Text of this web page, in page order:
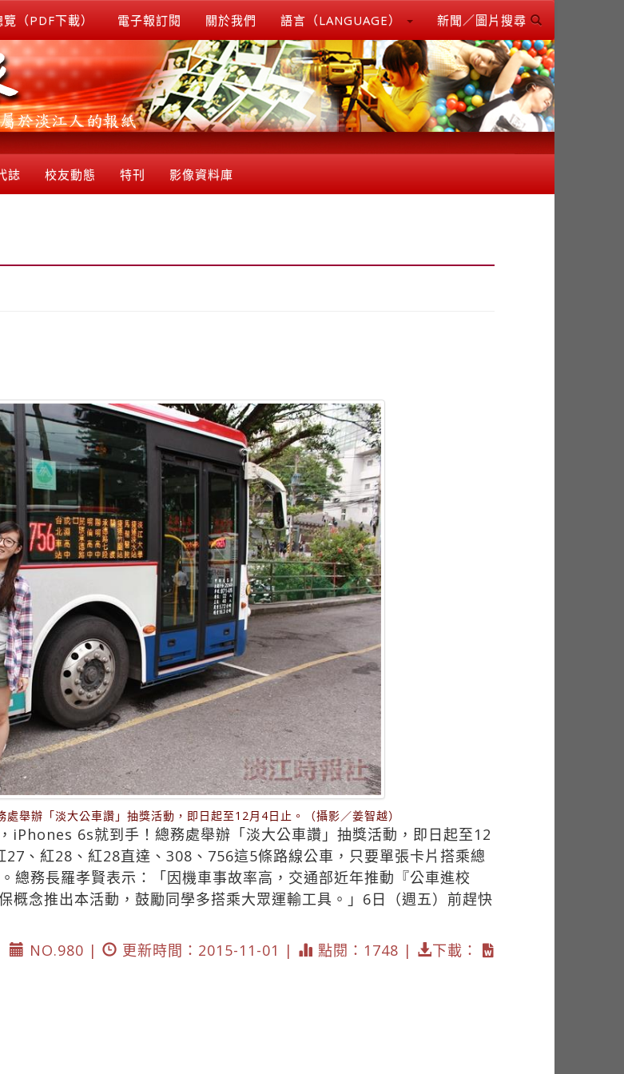
（PDF下載） 電子報訂閱 關於我們 語言（LANGUAGE） 新聞／圖片搜尋
誌 校友動態 特刊 影像資料庫
舉辦「淡大公車讚」抽獎活動，即日起至12月4日止。（攝影／姜智越）
iPhones 6s就到手！總務處舉辦「淡大公車讚」抽獎活動，即日起至12
、紅28、紅28直達、308、756這5條路線公車，只要單張卡片搭乘總
務長羅孝賢表示：「因機車事故率高，交通部近年推動『公車進校
概念推出本活動，鼓勵同學多搭乘大眾運輸工具。」6日（週五）前趕快
NO.980 |
更新時間：2015-11-01 | 點閱：1748 | 下載：